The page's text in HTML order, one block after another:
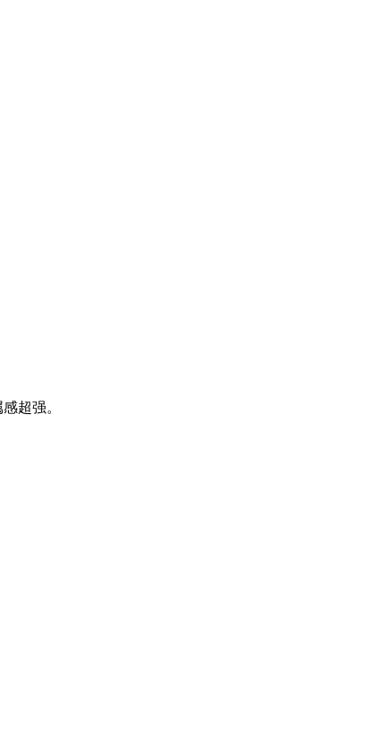
超强。